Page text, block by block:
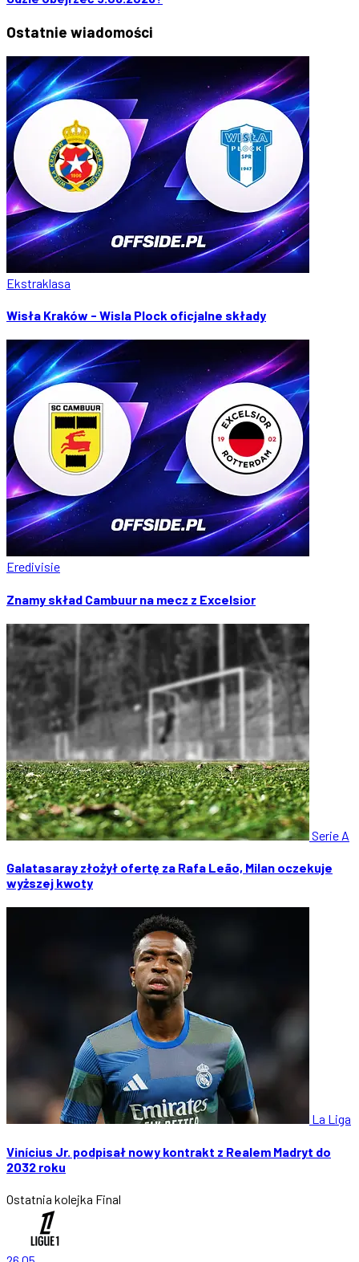
Ostatnie wiadomości
Ekstraklasa
Wisła Kraków - Wisla Plock oficjalne składy
Eredivisie
Znamy skład Cambuur na mecz z Excelsior
Serie A
Galatasaray złożył ofertę za Rafa Leão, Milan oczekuje
wyższej kwoty
La Liga
Vinícius Jr. podpisał nowy kontrakt z Realem Madryt do
2032 roku
Ostatnia kolejka Final